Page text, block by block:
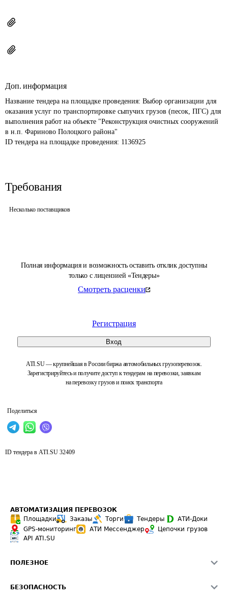
Полная информация и возможность оставить отклик доступны
только с лицензией «Тендеры»
Смотреть расценки
Регистрация
Вход
ATI.SU — крупнейшая в России биржа автомобильных грузоперевозок.
Зарегистрируйтесь и получите доступ к тендерам на перевозки, заявкам
на перевозку грузов и поиск транспорта
Поделиться
Доп. информация
Название тендера на площадке проведения: Выбор организации для
оказания услуг по транспортировке сыпучих грузов (песок, ПГС) для
выполнения работ на объекте "Реконструкция очистных сооружений
в н.п. Фариново Полоцкого района"
ID тендера на площадке проведения: 1136925
Требования
Несколько поставщиков
ID тендера в ATI.SU 32409
АВТОМАТИЗАЦИЯ ПЕРЕВОЗОК
Площадки
Заказы Торги Тендеры
АТИ-Доки
GPS-мониторинг
АТИ Мессенджер
Цепочки грузов
API ATI.SU
ПОЛЕЗНОЕ
БЕЗОПАСНОСТЬ